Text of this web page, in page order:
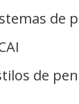
de
de